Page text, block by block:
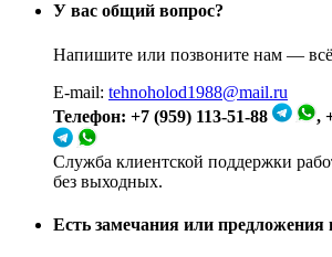
У вас общий вопрос?
Напишите или позвоните нам —
E-mail: tehnoholod1988@mail.ru
Телефон: +7 (959) 113-51-88
,
Служба клиентской поддержки
без выходных.
Есть замечания или предложения